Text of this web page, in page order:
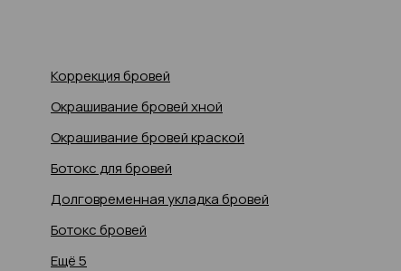
Коррекция бровей
Окрашивание бровей хной
Окрашивание бровей краской
Ботокс для бровей
Долговременная укладка бровей
Ботокс бровей
Ещё 5